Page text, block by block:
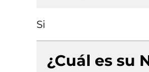
Si
¿Cuál es su